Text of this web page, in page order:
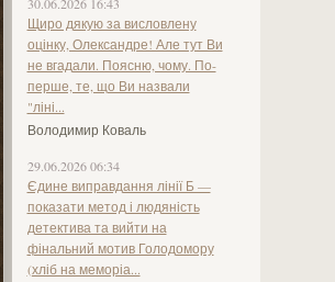
Щиро дякую за висловлену
оцінку, Олександре! Але тут Ви
не вгадали. Поясню, чому. По-
перше, те, що Ви назвали
"ліні...
Володимир Коваль
29.06.2026 06:34
Єдине виправдання лінії Б —
показати метод і людяність
детектива та вийти на
фінальний мотив Голодомору
(хліб на меморіа...